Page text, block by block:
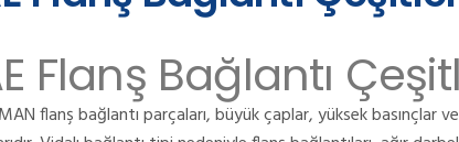
Flanş Bağlantı
flanş bağlantı parçaları, büyük çaplar, yüksek basınçlar